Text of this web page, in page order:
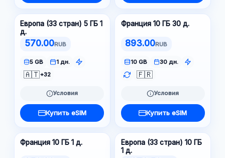
Европа (33 стран) 5 ГБ 1
д.
570.00RUB
5 GB 1 дн.
🇦🇹+32
Условия
Купить eSIM
Франция 10 ГБ 30 д.
893.00RUB
10 GB 30 дн.
🇫🇷
Условия
Купить eSIM
Франция 10 ГБ 1 д.
Европа (33 стран) 10 ГБ
1 д.